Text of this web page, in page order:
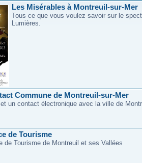
Les Misérables à Montreuil-sur-Mer
Tous ce que vous voulez savoir sur le
Lumières.
Commune de Montreuil-sur-Mer
un contact électronique avec la ville de
de Tourisme
de Tourisme de Montreuil et ses Vallées